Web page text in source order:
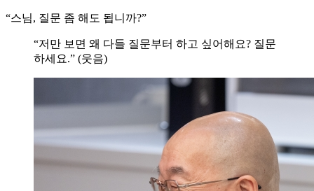
“스님, 질문 좀 해도 됩니까?”
“저만 보면 왜 다들 질문부터 하고 싶어해요? 질문
하세요.” (웃음)